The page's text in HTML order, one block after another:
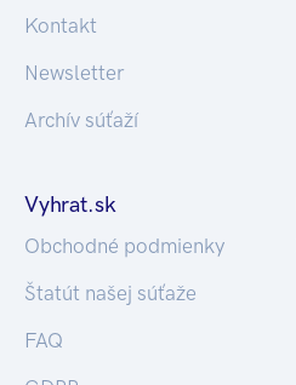
Kontakt
Newsletter
Archív súťaží
Vyhrat.sk
Obchodné podmienky
Štatút našej súťaže
FAQ